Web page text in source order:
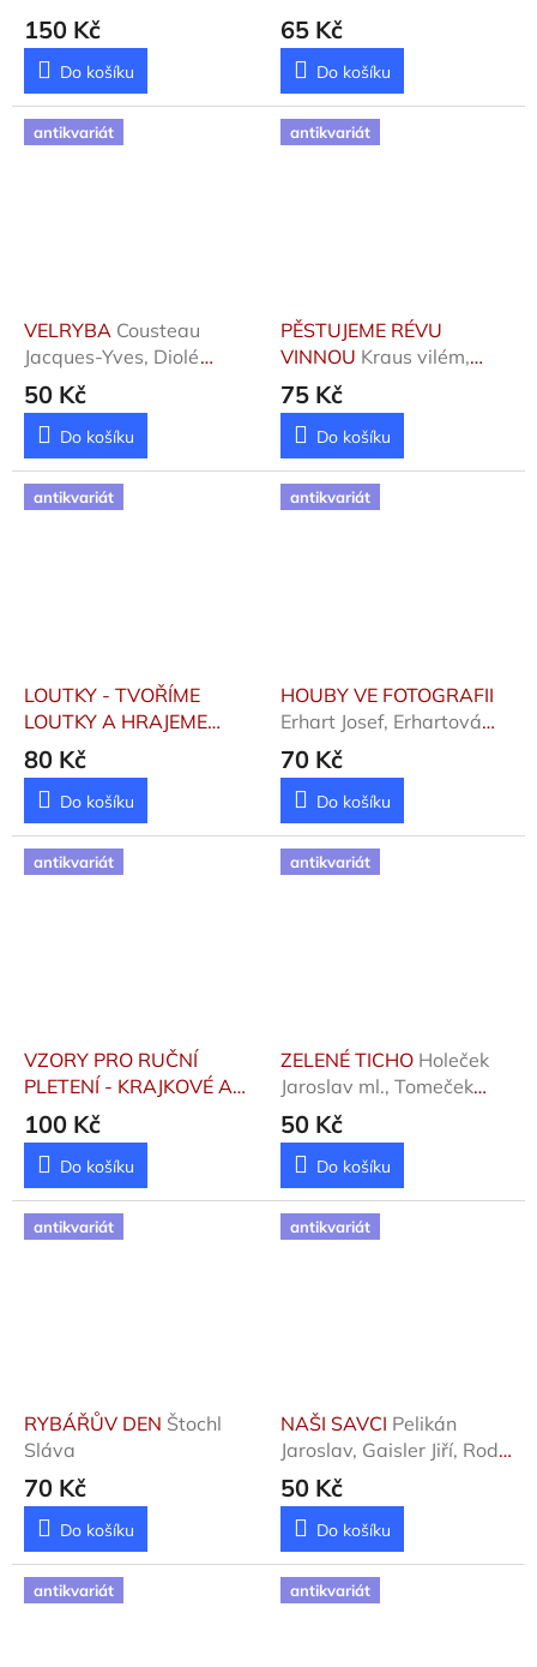
150 Kč
Do košíku
OVOCNÉHO STROMOVÍ
Praizler Václav
65 Kč
Do košíku
antikvariát
VELRYBA Cousteau
Jacques-Yves, Diolé
Philippe
50 Kč
Do košíku
antikvariát
PĚSTUJEME RÉVU
VINNOU Kraus vilém,
Kraus Vilém ml.
75 Kč
Do košíku
antikvariát
LOUTKY - TVOŘÍME
LOUTKY A HRAJEME
DIVADLO
Linda
80 Kč
Do košíku
antikvariát
HOUBY VE FOTOGRAFII
Erhart Josef, Erhartová
Marie, Příhoda A
70 Kč
Do košíku
antikvariát
VZORY PRO RUČNÍ
PLETENÍ - KRAJKOVÉ A
IRSKÉ VZORY A VZORY
PLETENÉ RŮZNÝMI
TECHNIKAMI
Zdenka
100 Kč
Do košíku
antikvariát
ZELENÉ TICHO Holeček
Jaroslav ml., Tomeček
Jaromír
50 Kč
Do košíku
antikvariát
RYBÁŘŮV DEN Štochl
Sláva
70 Kč
Do košíku
antikvariát
NAŠI SAVCI Pelikán
Jaroslav, Gaisler Jiří, Rodl
Pav
50 Kč
Do košíku
antikvariát antikvariát